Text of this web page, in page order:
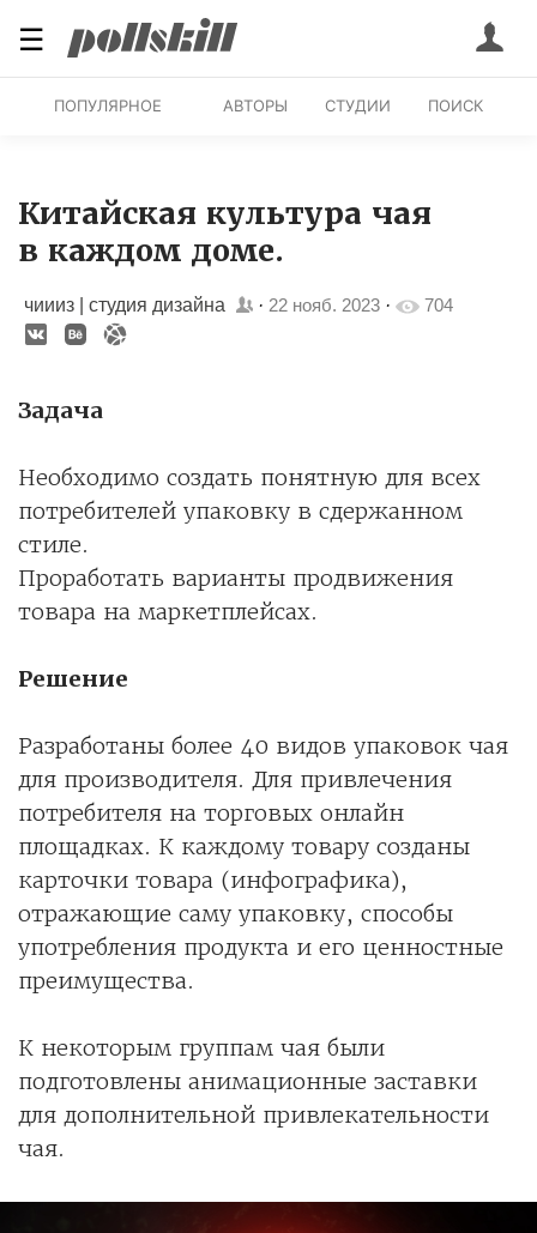
☰
ПОПУЛЯРНОЕ АВТОРЫ СТУДИИ ПОИСК
Китайская культура чая
в каждом доме.
чиииз | студия дизайна · 22 нояб. 2023 · 704
Задача
Необходимо создать понятную для всех
потребителей упаковку в сдержанном
стиле.
Проработать варианты продвижения
товара на маркетплейсах.
Решение
Разработаны более 40 видов упаковок чая
для производителя. Для привлечения
потребителя на торговых онлайн
площадках. К каждому товару созданы
карточки товара (инфографика),
отражающие саму упаковку, способы
употребления продукта и его ценностные
преимущества.
К некоторым группам чая были
подготовлены анимационные заставки
для дополнительной привлекательности
чая.